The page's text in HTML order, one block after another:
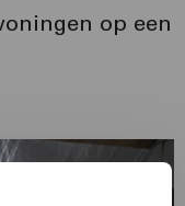
op een